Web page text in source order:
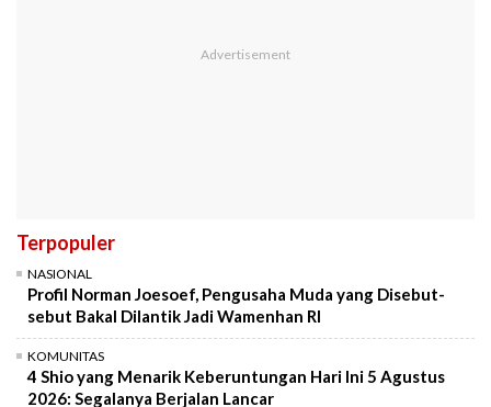
Terpopuler
NASIONAL
Profil Norman Joesoef, Pengusaha Muda yang Disebut-
sebut Bakal Dilantik Jadi Wamenhan RI
KOMUNITAS
4 Shio yang Menarik Keberuntungan Hari Ini 5 Agustus
2026: Segalanya Berjalan Lancar